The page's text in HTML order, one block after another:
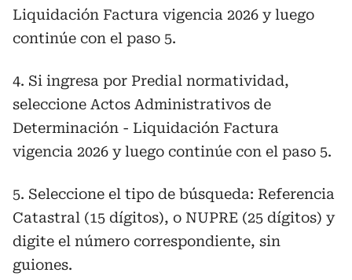
Liquidación Factura vigencia 2026 y luego
continúe con el paso 5.
4. Si ingresa por Predial normatividad,
seleccione Actos Administrativos de
Determinación - Liquidación Factura
vigencia 2026 y luego continúe con el paso 5.
5. Seleccione el tipo de búsqueda: Referencia
Catastral (15 dígitos), o NUPRE (25 dígitos) y
digite el número correspondiente, sin
guiones.